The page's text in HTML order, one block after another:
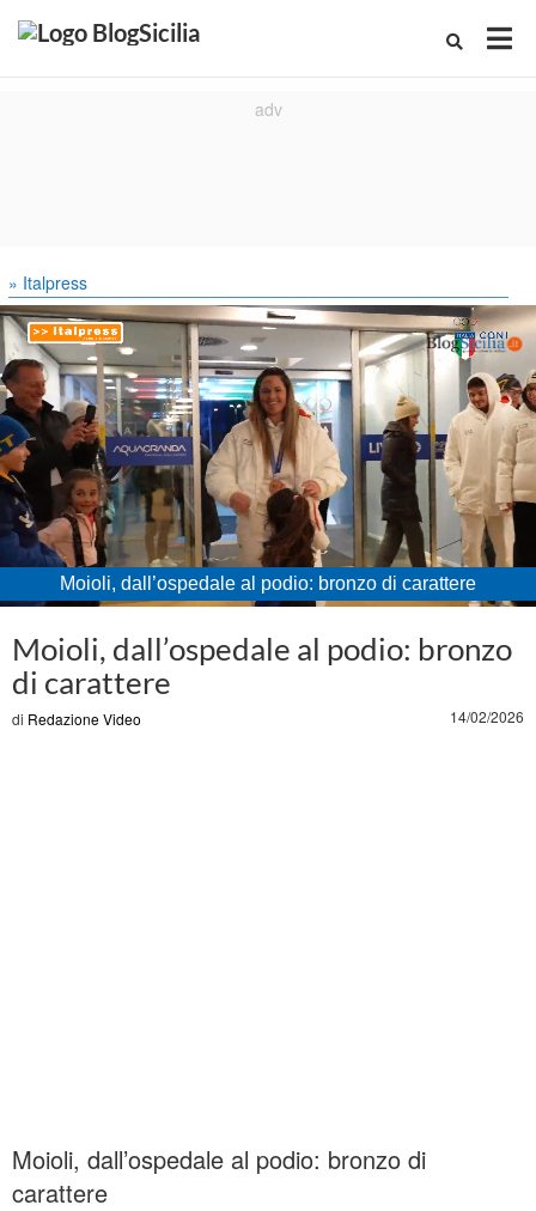
» Italpress
Moioli, dall’ospedale al podio: bronzo di carattere
Unmute Loaded:
Moioli, dall’ospedale al podio: bronzo
di carattere
di Redazione Video 14/02/2026
Moioli, dall’ospedale al podio: bronzo di
carattere